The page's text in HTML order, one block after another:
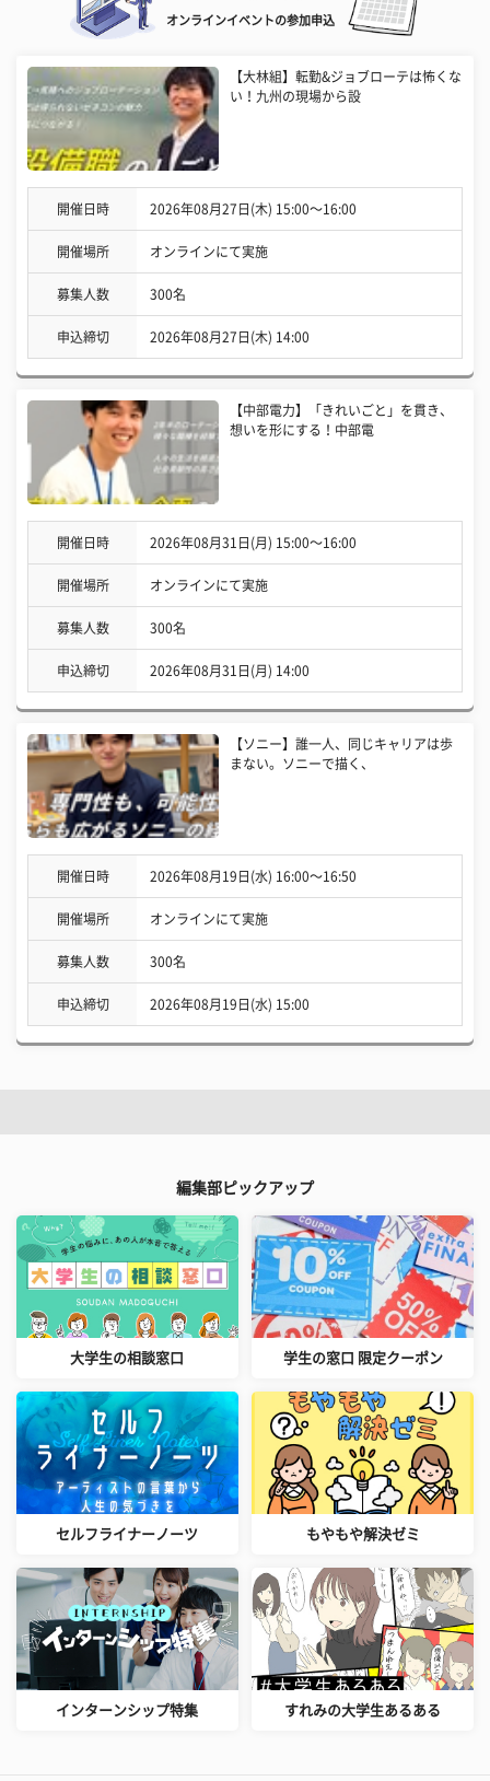
オンラインイベントの参加申込
【大林組】転勤&ジョブローテは怖くな
い！九州の現場から設
開催日時 2026年08月27日(木) 15:00〜16:00
開催場所 オンラインにて実施
募集人数 300名
申込締切 2026年08月27日(木) 14:00
【中部電力】「きれいごと」を貫き、
想いを形にする！中部電
開催日時 2026年08月31日(月) 15:00〜16:00
開催場所 オンラインにて実施
募集人数 300名
申込締切 2026年08月31日(月) 14:00
【ソニー】誰一人、同じキャリアは歩
まない。ソニーで描く、
開催日時 2026年08月19日(水) 16:00〜16:50
開催場所 オンラインにて実施
募集人数 300名
申込締切 2026年08月19日(水) 15:00
編集部ピックアップ
大学生の相談窓口 学生の窓口 限定クーポン
セルフライナーノーツ もやもや解決ゼミ
インターンシップ特集 すれみの大学生あるある